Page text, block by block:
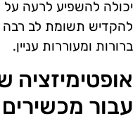
יכולה להשפיע לרעה על
להקדיש תשומת לב רבה
ברורות ומעוררות עניין.
אופטימיזציה
עבור מכשירים